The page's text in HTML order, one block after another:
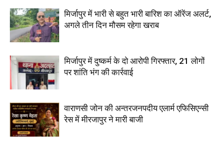
मिर्जापुर में भारी से बहुत भारी बारिश का ऑरेंज अलर्ट,
अगले तीन दिन मौसम रहेगा खराब
मिर्जापुर में दुष्कर्म के दो आरोपी गिरफ्तार, 21 लोगों
पर शांति भंग की कार्रवाई
वाराणसी जोन की अन्तरजनपदीय एलार्म एफिसिएन्सी
रेस में मीरजापुर ने मारी बाजी